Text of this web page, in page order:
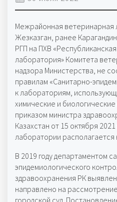
Межрайонная ветеринарная
Жезказган, ранее
РГП на ПХВ
лаборатория» Комитета
надзора Министерства, не
правилам «Санитарно-
к лабораториям,
химические и
приказом министра
Казахстан от 15 октября
лаборатории располагается
В 2019 году департаментом
эпидемиологического
здравоохранения РК
направлено на